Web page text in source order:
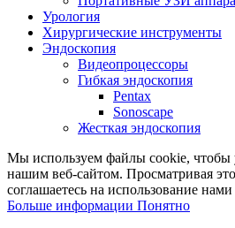
Урология
Хирургические инструменты
Эндоскопия
Видеопроцессоры
Гибкая эндоскопия
Pentax
Sonoscape
Жесткая эндоскопия
Мы используем файлы cookie, чтобы
нашим веб-сайтом. Просматривая
соглашаетесь на использование
Больше информации Понятно